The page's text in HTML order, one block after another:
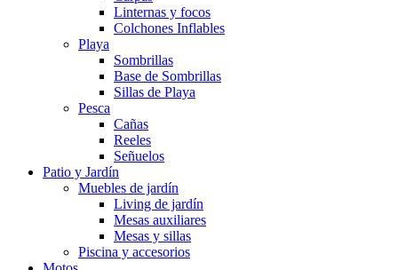
Linternas y focos
Colchones Inflables
Playa
Sombrillas
Base de Sombrillas
Sillas de Playa
Pesca
Cañas
Reeles
Señuelos
Patio y Jardín
Muebles de jardín
Living de jardín
Mesas auxiliares
Mesas y sillas
Piscina y accesorios